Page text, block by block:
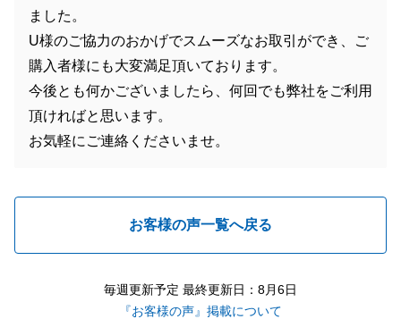
ました。
U様のご協力のおかげでスムーズなお取引ができ、ご
購入者様にも大変満足頂いております。
今後とも何かございましたら、何回でも弊社をご利用
頂ければと思います。
お気軽にご連絡くださいませ。
お客様の声一覧へ戻る
毎週更新予定 最終更新日：8月6日
『お客様の声』掲載について